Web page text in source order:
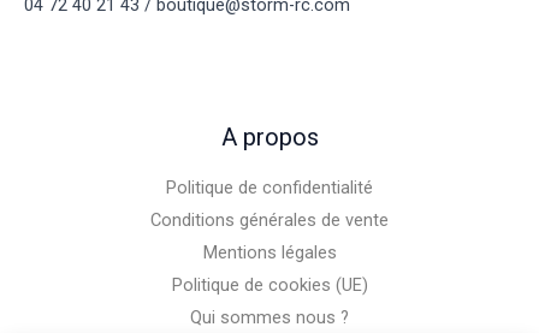
04 72 40 21 43 / boutique@storm-rc.com
A propos
Politique de confidentialité
Conditions générales de vente
Mentions légales
Politique de cookies (UE)
Qui sommes nous ?